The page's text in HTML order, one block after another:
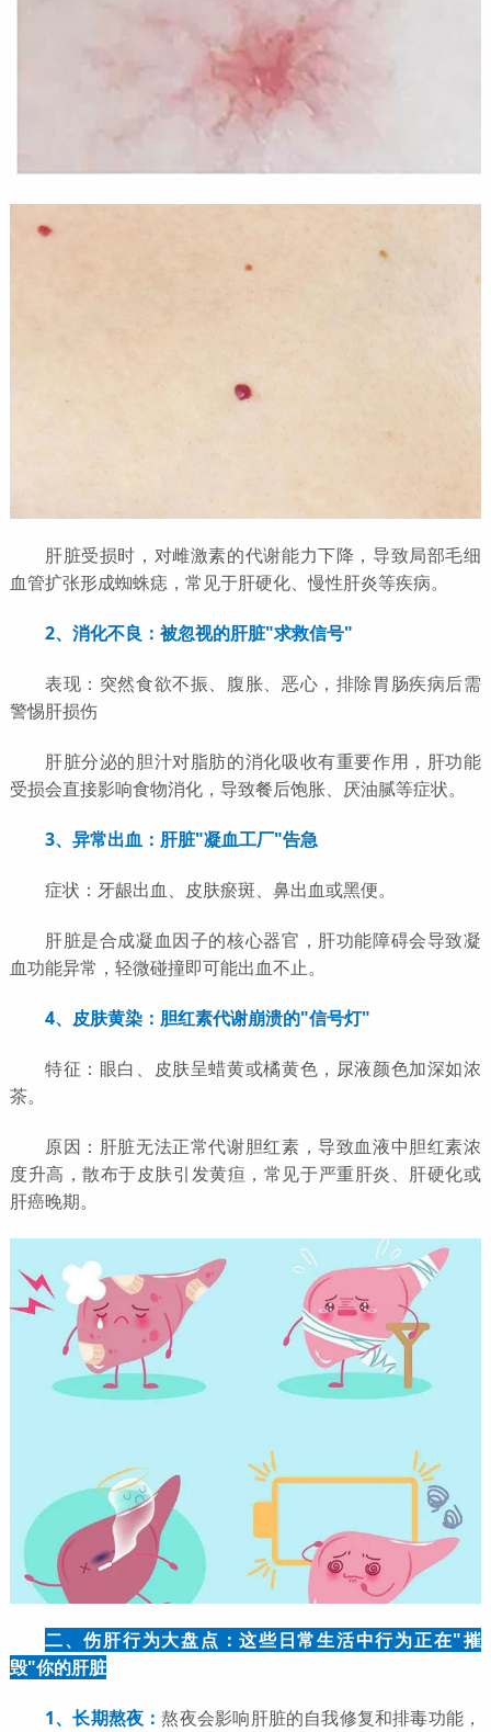
肝脏受损时，对雌激素的代谢能力下降，导致局部毛细
血管扩张形成蜘蛛痣，常见于肝硬化、慢性肝炎等疾病。
2、消化不良：被忽视的肝脏"求救信号"
表现：突然食欲不振、腹胀、恶心，排除胃肠疾病后需
警惕肝损伤
肝脏分泌的胆汁对脂肪的消化吸收有重要作用，肝功能
受损会直接影响食物消化，导致餐后饱胀、厌油腻等症状。
3、异常出血：肝脏"凝血工厂"告急
症状：牙龈出血、皮肤瘀斑、鼻出血或黑便。
肝脏是合成凝血因子的核心器官，肝功能障碍会导致凝
血功能异常，轻微碰撞即可能出血不止。
4、皮肤黄染：胆红素代谢崩溃的"信号灯"
特征：眼白、皮肤呈蜡黄或橘黄色，尿液颜色加深如浓
茶。
原因：肝脏无法正常代谢胆红素，导致血液中胆红素浓
度升高，散布于皮肤引发黄疸，常见于严重肝炎、肝硬化或
肝癌晚期。
二、伤肝行为大盘点：这些日常生活中行为正在"摧
毁"你的肝脏
1、长期熬夜：熬夜会影响肝脏的自我修复和排毒功能，